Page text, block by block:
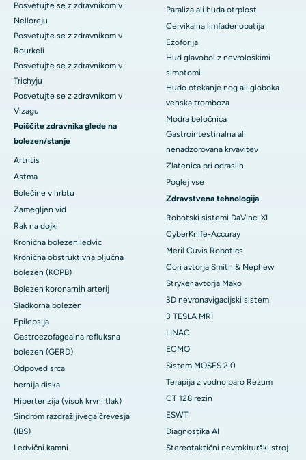
Posvetujte se z zdravnikom v
Nelloreju
Posvetujte se z zdravnikom v
Rourkeli
Posvetujte se z zdravnikom v
Trichyju
Posvetujte se z zdravnikom v
Vizagu
Poiščite zdravnika glede na
bolezen/stanje
Artritis
Astma
Bolečine v hrbtu
Zamegljen vid
Rak na dojki
Kronična bolezen ledvic
Kronična obstruktivna pljučna
bolezen (KOPB)
Bolezen koronarnih arterij
Sladkorna bolezen
Epilepsija
Gastroezofagealna refluksna
bolezen (GERD)
Odpoved srca
hernija diska
Hipertenzija (visok krvni tlak)
Sindrom razdražljivega črevesja
(IBS)
Ledvični kamni
Paraliza ali huda otrplost
Cervikalna limfadenopatija
Ezoforija
Hud glavobol z nevrološkimi
simptomi
Hudo otekanje nog ali globoka
venska tromboza
Modra beločnica
Gastrointestinalna ali
nenadzorovana krvavitev
Zlatenica pri odraslih
Poglej vse
Zdravstvena tehnologija
Robotski sistemi DaVinci XI
CyberKnife-Accuray
Meril Cuvis Robotics
Cori avtorja Smith & Nephew
Stryker avtorja Mako
3D nevronavigacijski sistem
3 TESLA MRI
LINAC
ECMO
Sistem MOSES 2.0
Terapija z vodno paro Rezum
CT 128 rezin
ESWT
Diagnostika AI
Stereotaktični nevrokirurški stroj